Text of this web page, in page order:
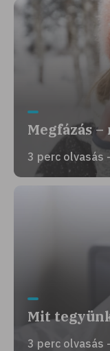
Megfázás
3 perc olvasás
Mit
3 perc olvasás